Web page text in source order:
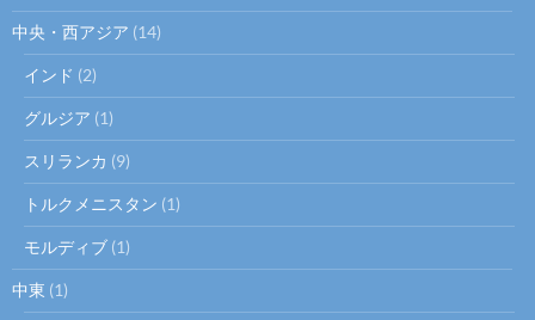
中央・西アジア (14)
インド (2)
グルジア (1)
スリランカ (9)
トルクメニスタン (1)
モルディブ (1)
中東 (1)